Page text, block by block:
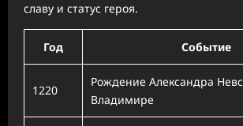
славу и статус героя.
Год Событие
1220
Рождение Александра
Владимире